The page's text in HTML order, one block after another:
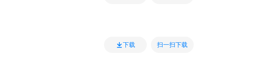
下载 扫一扫下载